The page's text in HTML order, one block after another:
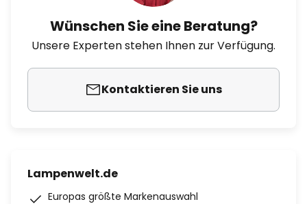
Wünschen Sie eine Beratung?
Unsere Experten stehen Ihnen zur Verfügung.
Kontaktieren Sie uns
Lampenwelt.de
Europas größte Markenauswahl